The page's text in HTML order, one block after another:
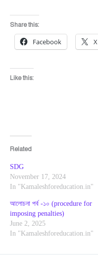
Share this:
Facebook X
Like this:
Related
SDG
November 17, 2024
In "Kamaleshforeducation.in"
আলোচনা পর্ব -১০ (procedure for
imposing penalties)
June 2, 2025
In "Kamaleshforeducation.in"